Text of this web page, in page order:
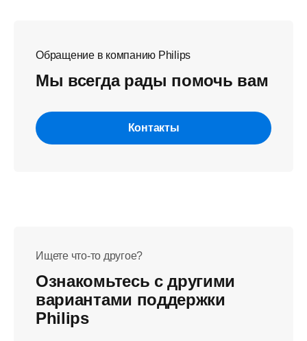
Обращение в компанию Philips
Мы всегда рады помочь вам
Контакты
Ищете что-то другое?
Ознакомьтесь с другими
вариантами поддержки
Philips